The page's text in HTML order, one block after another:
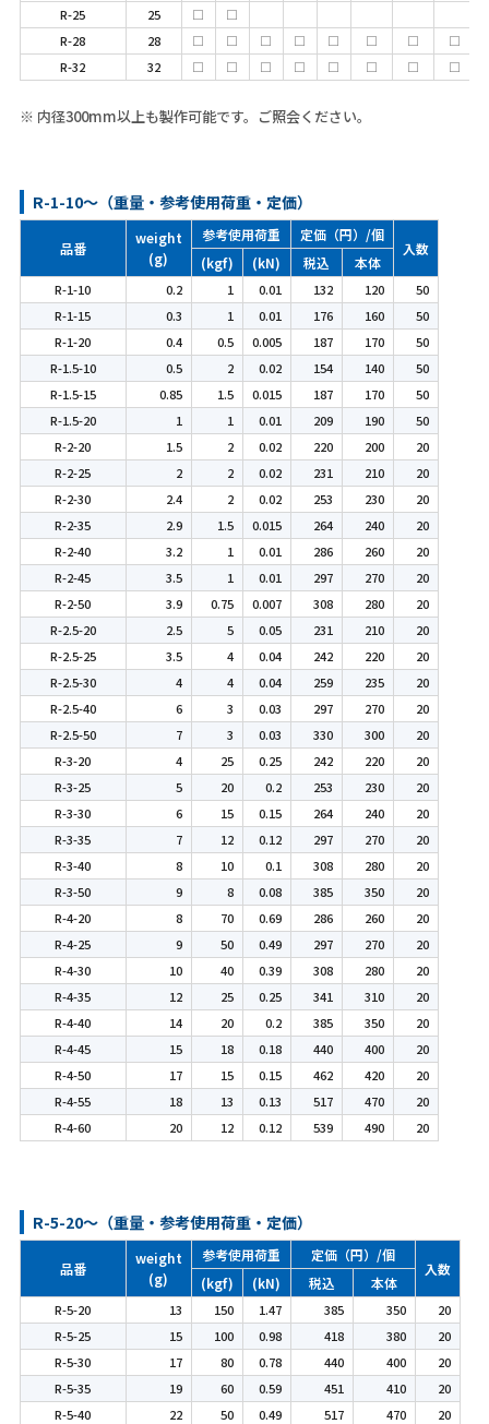
R-25 25 □
□
R-28
28 □ □ □ □ □ □ □
□
R-32
32 □ □ □ □ □ □ □ □
※ 内径300mm以上も製作可能です。ご照会ください。
R-1-10～（重量・参考使用荷重・定価）
品番
weight
(g)
参考使用荷重 定価（円）/個
入数
(kgf) (kN) 税込 本体
R-1-10 0.2 1 0.01 132 120
50
R-1-15
0.3 1 0.01 176 160
50
R-1-20
0.4 0.5 0.005 187 170
50
R-1.5-10
0.5 2 0.02 154 140
50
R-1.5-15
0.85 1.5 0.015 187 170
50
R-1.5-20
1 1 0.01 209 190
50
R-2-20
1.5 2 0.02 220 200
20
R-2-25
2 2 0.02 231 210
20
R-2-30
2.4 2 0.02 253 230
20
R-2-35
2.9 1.5 0.015 264 240
20
R-2-40
3.2 1 0.01 286 260
20
R-2-45
3.5 1 0.01 297 270
20
R-2-50
3.9 0.75 0.007 308 280
20
R-2.5-20
2.5 5 0.05 231 210
20
R-2.5-25
3.5 4 0.04 242 220
20
R-2.5-30
4 4 0.04 259 235
20
R-2.5-40
6 3 0.03 297 270
20
R-2.5-50
7 3 0.03 330 300
20
R-3-20
4 25 0.25 242 220
20
R-3-25
5 20 0.2 253 230
20
R-3-30
6 15 0.15 264 240
20
R-3-35
7 12 0.12 297 270
20
R-3-40
8 10 0.1 308 280
20
R-3-50
9 8 0.08 385 350
20
R-4-20
8 70 0.69 286 260
20
R-4-25
9 50 0.49 297 270
20
R-4-30
10 40 0.39 308 280
20
R-4-35
12 25 0.25 341 310
20
R-4-40
14 20 0.2 385 350
20
R-4-45
15 18 0.18 440 400
20
R-4-50
17 15 0.15 462 420
20
R-4-55
18 13 0.13 517 470
20
R-4-60
20 12 0.12 539 490 20
R-5-20～（重量・参考使用荷重・定価）
品番
weight
(g)
参考使用荷重 定価（円）/個
入数
(kgf) (kN) 税込 本体
R-5-20 13 150 1.47 385 350
20
R-5-25
15 100 0.98 418 380
20
R-5-30
17 80 0.78 440 400
20
R-5-35
19 60 0.59 451 410
20
R-5-40
22 50 0.49 517 470
20